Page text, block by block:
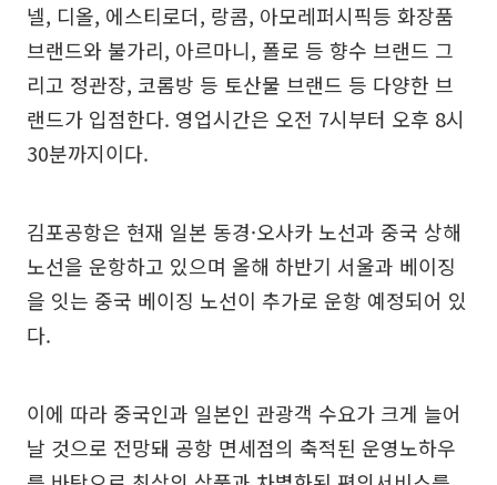
넬, 디올, 에스티로더, 랑콤, 아모레퍼시픽등 화장품
브랜드와 불가리, 아르마니, 폴로 등 향수 브랜드 그
리고 정관장, 코롬방 등 토산물 브랜드 등 다양한 브
랜드가 입점한다. 영업시간은 오전 7시부터 오후 8시
30분까지이다.
김포공항은 현재 일본 동경·오사카 노선과 중국 상해
노선을 운항하고 있으며 올해 하반기 서울과 베이징
을 잇는 중국 베이징 노선이 추가로 운항 예정되어 있
다.
이에 따라 중국인과 일본인 관광객 수요가 크게 늘어
날 것으로 전망돼 공항 면세점의 축적된 운영노하우